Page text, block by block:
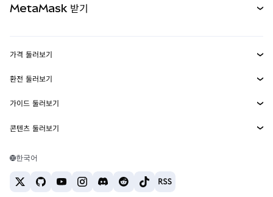
실물자산
MetaMask Connect
Snaps
웹3 서비스
MetaMask 받기
보안
고객 지원
채용
가격 둘러보기
이더리움 가격
솔라나 가격
테더 가격
환전 둘러보기
ETH를 USD로 환전
USDT를 INR로 환전
BTC를 INR로 환전
ETH를 USDT로 환전
가이드 둘러보기
ETH 매수
USDT 매수
콘텐츠 둘러보기
솔라나 지갑
한국어